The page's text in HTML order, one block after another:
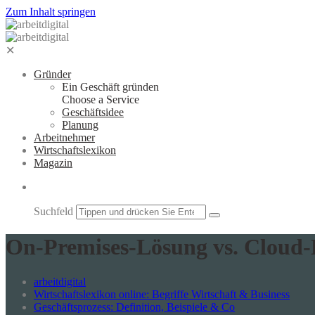
Zum Inhalt springen
✕
Gründer
Ein Geschäft gründen
Choose a Service
Geschäftsidee
Planung
Arbeitnehmer
Wirtschaftslexikon
Magazin
Suchfeld
On-Premises-Lösung vs.
arbeitdigital
Wirtschaftslexikon online: Begriffe Wirtschaft & Business
Geschäftsprozess: Definition, Beispiele & Co